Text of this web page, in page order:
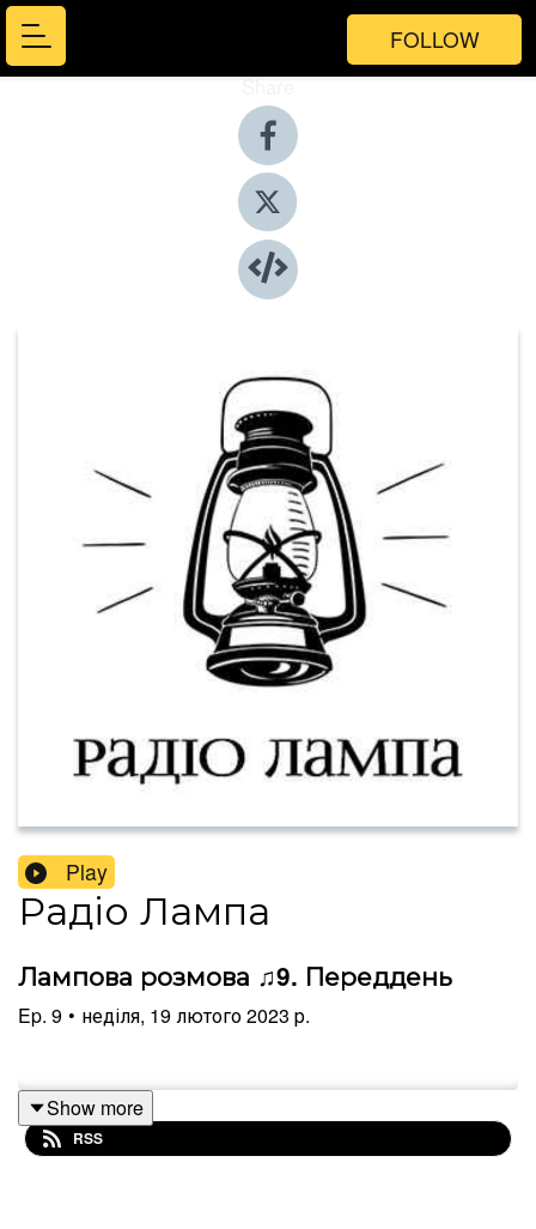
FOLLOW
Share
Play
Радіо Лампа
Лампова розмова ♫9. Переддень
Ep. 9 • неділя, 19 лютого 2023 р.
Show more
RSS